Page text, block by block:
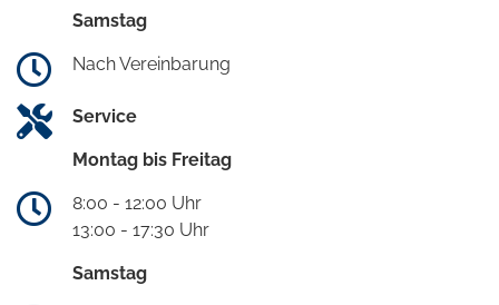
Samstag
Nach Vereinbarung
Service
Montag bis Freitag
8:00 - 12:00 Uhr
13:00 - 17:30 Uhr
Samstag